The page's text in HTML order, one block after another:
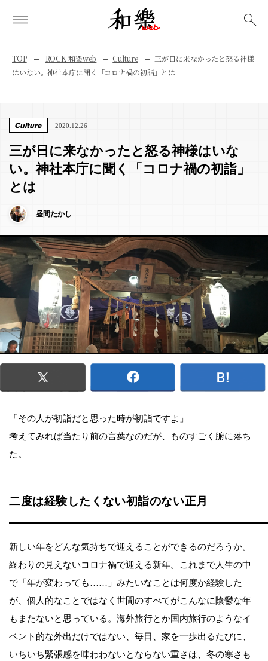
TOP ROCK 和樂web Culture
三が日に来なかったと怒る神様
はいない。神社本庁に聞く「コロナ禍の初詣」とは
Culture 2020.12.26
三が日に来なかったと怒る神様はいな
い。神社本庁に聞く「コロナ禍の初詣」
とは
昼間たかし
「その人が初詣だと思った時が初詣ですよ」
考えてみれば当たり前の言葉なのだが、ものすごく腑に落ち
た。
二度は経験したくない初詣のない正月
新しい年をどんな気持ちで迎えることができるのだろうか。
終わりの見えないコロナ禍で迎える新年。これまで人生の中
で「年が変わっても……」みたいなことは何度か経験した
が、個人的なことではなく世間のすべてがこんなに陰鬱な年
もまたないと思っている。海外旅行とか国内旅行のようなイ
ベント的な外出だけではない、毎日、家を一歩出るたびに、
いちいち緊張感を味わわないとならない重さは、冬の寒さも